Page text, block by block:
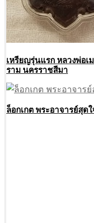
เหรียญรุ่นแรก หลวงพ่อ
ราม นครราชสีมา
ล็อกเกต พระอาจารย์สุด